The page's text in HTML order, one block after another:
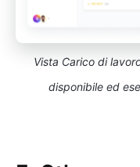
Vista Carico di
disponibile ed